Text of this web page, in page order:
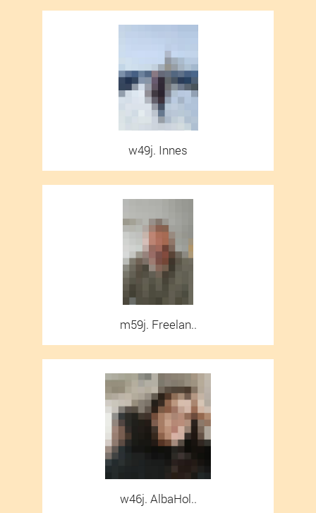
w49j. Innes
m59j. Freelan..
w46j. AlbaHol..